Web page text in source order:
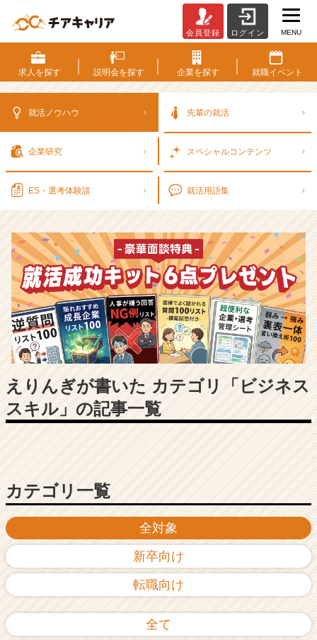
考
対
策・
ウ
ベ
ン
チ
ャ
ー・
成
長
企
業
か
ら
ス
カ
ウ
活
イ
チ
リ
会員登録 ログイン MENU
求人を探す 説明会を探す 企業を探す 就職イベント
就活ノウハウ 先輩の就活
企業研究 スペシャルコンテンツ
ES・選考体験談 就活用語集
えりんぎが書いた カテゴリ「ビジネス
スキル」の記事一覧
全対象
新卒向け
転職向け
全て
カテゴリ一覧